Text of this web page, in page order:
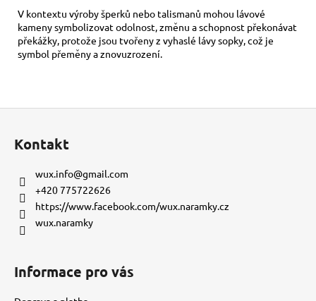
V kontextu výroby šperků nebo talismanů mohou lávové
kameny symbolizovat odolnost, změnu a schopnost překonávat
překážky, protože jsou tvořeny z vyhaslé lávy sopky, což je
symbol přeměny a znovuzrození.
Kontakt
wux.info@gmail.com
+420 775722626
https://www.facebook.com/wux.naramky.cz
wux.naramky
Informace pro vás